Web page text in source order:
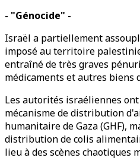
- "Génocide" -
Israël a partiellement
imposé au territoire
entraîné de très graves
médicaments et autres biens
Les autorités israéliennes
mécanisme de distribution
humanitaire de Gaza (GHF),
distribution de colis
lieu à des scènes chaotiques